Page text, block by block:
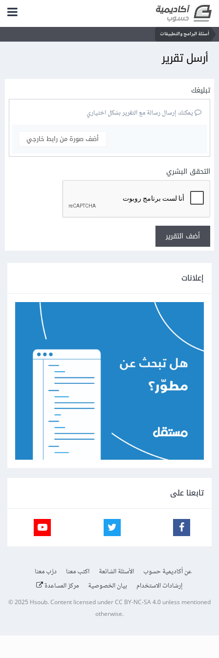
أسئلة البرامج والتطبيقات
أرسل تقرير
تبليغك
يمكنك إرسال رسالة مع التقرير بشكل اختياري
أضف صورة من رابط خارجي
التحقق البشري
أضف التقرير
إعلانات
تابعنا على
عن أكاديمية حسوب الأسئلة الشائعة اكتب معنا
درّب معنا
إرشادات الاستخدام
بيان الخصوصية مركز المساعدة
© 2025 Hsoub.Content licensed underCC BY-NC-SA 4.0unless mentioned
otherwise.